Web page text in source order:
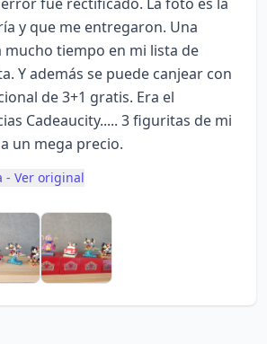
y que me entregaron. Una
mucho tiempo en mi lista de
Y además se puede canjear con
de 3+1 gratis. Era el
Cadeaucity..... 3 figuritas de mi
un mega precio.
- Ver original